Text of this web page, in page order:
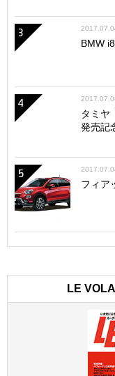
3
BMW
4
タミヤ
発売記
5
フィア
LE